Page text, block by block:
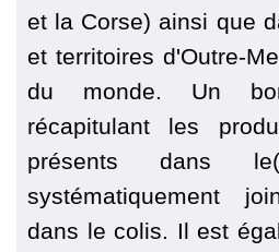
et la Corse) ainsi que
et territoires d'Outre-
du monde. Un
récapitulant les
présents dans
systématiquement
dans le colis. Il est